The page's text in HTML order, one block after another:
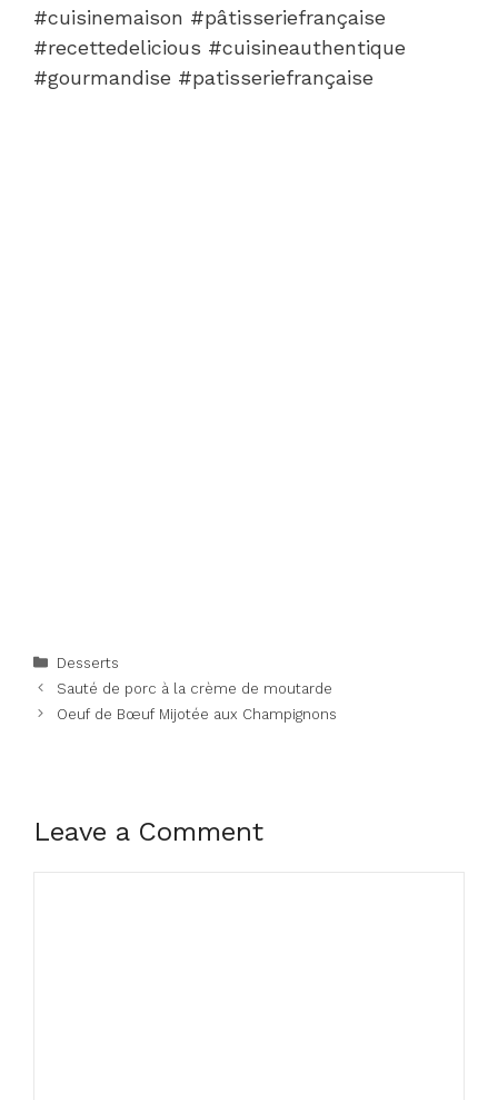
#cuisinemaison #pâtisseriefrançaise
#recettedelicious #cuisineauthentique
#gourmandise #patisseriefrançaise
Categories
Desserts
Sauté de porc à la crème de moutarde
Oeuf de Bœuf Mijotée aux Champignons
Leave a Comment